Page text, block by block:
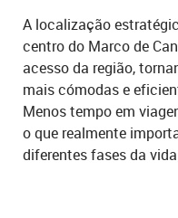
A localização
centro do Marco de
acesso da região,
mais cómodas e
Menos tempo em
o que realmente
diferentes fases da